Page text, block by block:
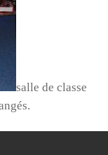
salle de classe